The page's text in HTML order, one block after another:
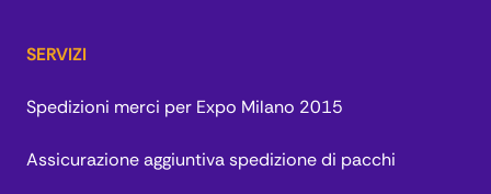
SERVIZI
Spedizioni merci per Expo Milano 2015
Assicurazione aggiuntiva spedizione di pacchi